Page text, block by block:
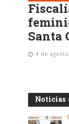
Santa
4 de
Noticias